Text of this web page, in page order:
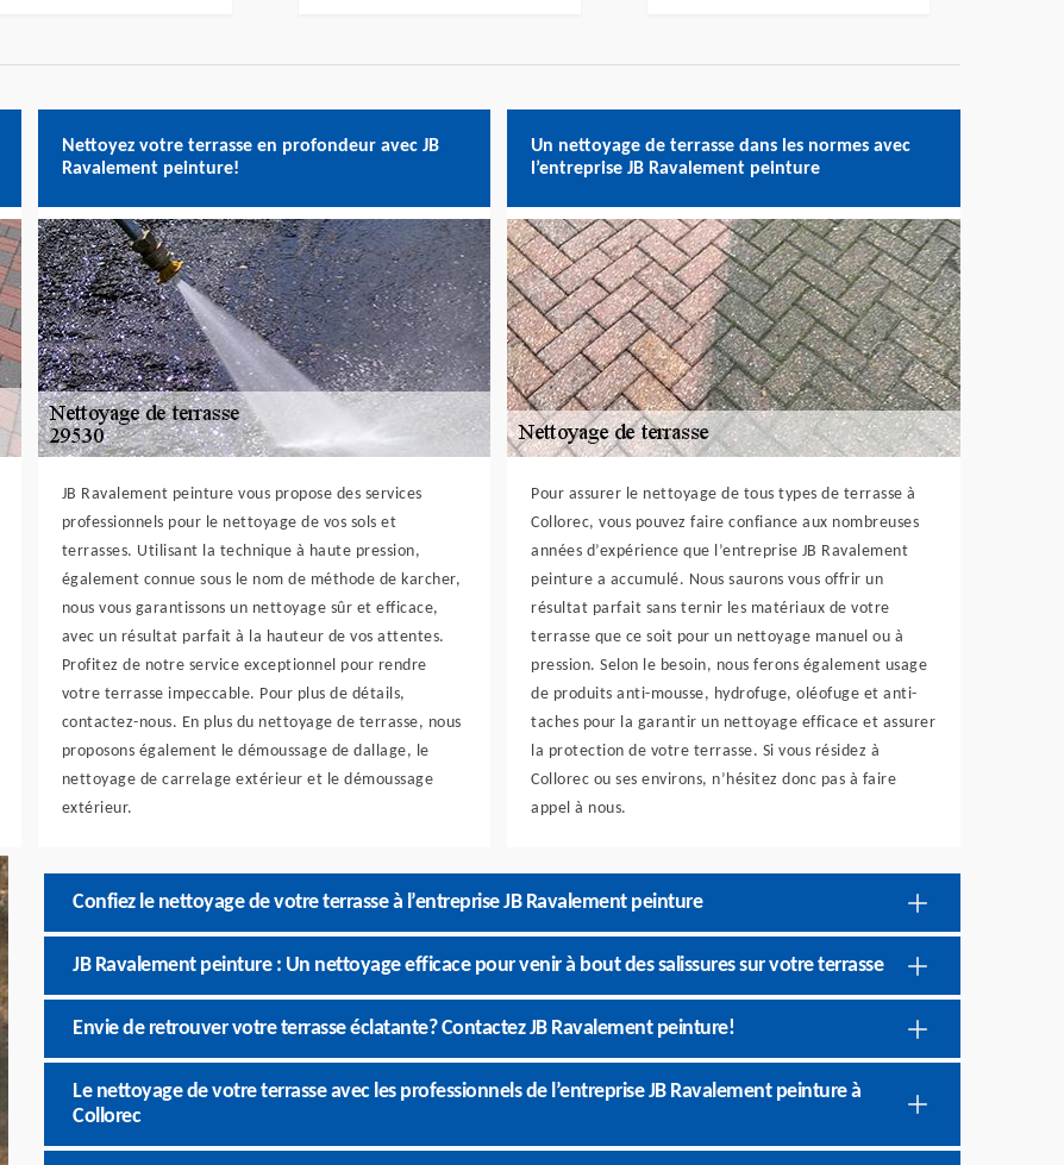
Nettoyez votre terrasse en profondeur avec JB
Ravalement peinture!
JB Ravalement peinture vous propose des services
professionnels pour le nettoyage de vos sols et
terrasses. Utilisant la technique à haute pression,
également connue sous le nom de méthode de karcher,
nous vous garantissons un nettoyage sûr et efficace,
avec un résultat parfait à la hauteur de vos attentes.
Profitez de notre service exceptionnel pour rendre
votre terrasse impeccable. Pour plus de détails,
contactez-nous. En plus du nettoyage de terrasse, nous
proposons également le démoussage de dallage, le
nettoyage de carrelage extérieur et le démoussage
extérieur.
Un nettoyage de terrasse dans les normes avec
l’entreprise JB Ravalement peinture
Pour assurer le nettoyage de tous types de terrasse à
Collorec, vous pouvez faire confiance aux nombreuses
années d’expérience que l’entreprise JB Ravalement
peinture a accumulé. Nous saurons vous offrir un
résultat parfait sans ternir les matériaux de votre
terrasse que ce soit pour un nettoyage manuel ou à
pression. Selon le besoin, nous ferons également usage
de produits anti-mousse, hydrofuge, oléofuge et anti-
taches pour la garantir un nettoyage efficace et assurer
la protection de votre terrasse. Si vous résidez à
Collorec ou ses environs, n’hésitez donc pas à faire
appel à nous.
Confiez le nettoyage de votre terrasse à l’entreprise JB Ravalement peinture
JB Ravalement peinture : Un nettoyage efficace pour venir à bout des salissures sur votre terrasse
Envie de retrouver votre terrasse éclatante? Contactez JB Ravalement peinture!
Le nettoyage de votre terrasse avec les professionnels de l’entreprise JB Ravalement peinture à
Collorec